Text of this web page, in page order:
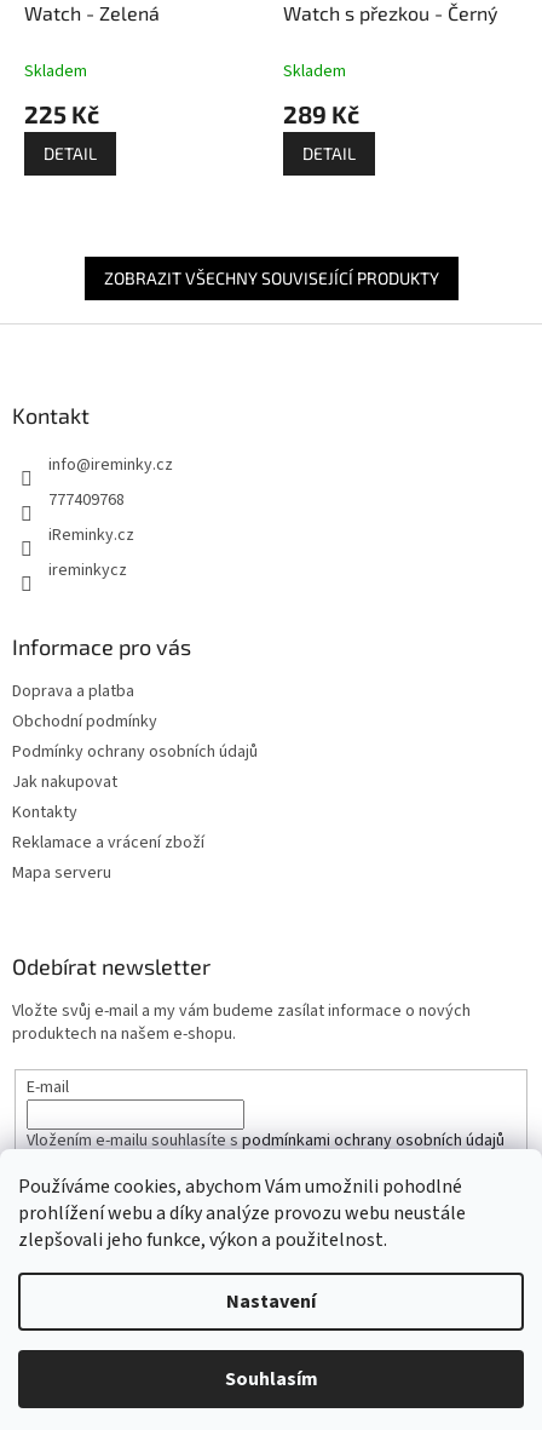
Používáme cookies, abychom Vám umožnili pohodlné
prohlížení webu a díky analýze provozu webu neustále
zlepšovali jeho funkce, výkon a použitelnost.
Nastavení
Souhlasím
Watch - Zelená
Skladem
225 Kč
DETAIL
Watch s přezkou - Černý
Skladem
289 Kč
DETAIL
ZOBRAZIT VŠECHNY SOUVISEJÍCÍ PRODUKTY
Kontakt
info@ireminky.cz
777409768
iReminky.cz
ireminkycz
Informace pro vás
Doprava a platba
Obchodní podmínky
Podmínky ochrany osobních údajů
Jak nakupovat
Kontakty
Reklamace a vrácení zboží
Mapa serveru
Odebírat newsletter
Vložte svůj e-mail a my vám budeme zasílat informace o nových
produktech na našem e-shopu.
E-mail
Vložením e-mailu souhlasíte spodmínkami ochrany osobních údajů
PŘIHLÁSIT SE
Vytvořil Shoptet
iŘemínky.cz. Všechna práva vyhrazena.